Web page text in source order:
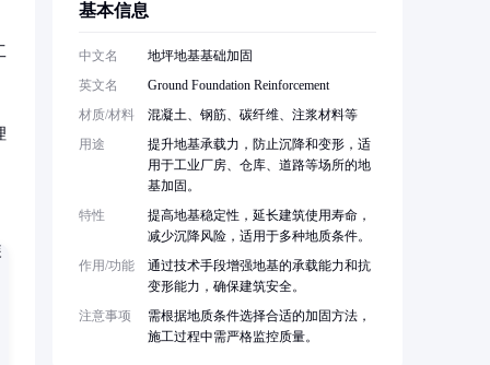
基本信息
中文名
地坪地基基础加固
英文名
Ground Foundation Reinforcement
材质/材料
混凝土、钢筋、碳纤维、注浆材料等
用途
提升地基承载力，防止沉降和变形，适
用于工业厂房、仓库、道路等场所的地
基加固。
特性
提高地基稳定性，延长建筑使用寿命，
减少沉降风险，适用于多种地质条件。
作用/功能
通过技术手段增强地基的承载能力和抗
变形能力，确保建筑安全。
注意事项
需根据地质条件选择合适的加固方法，
施工过程中需严格监控质量。